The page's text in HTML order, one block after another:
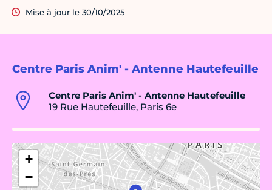
Centre Paris Anim' - Antenne Hautefeuille
Centre Paris Anim' - Antenne Hautefeuille
19 Rue Hautefeuille, Paris 6e
+
−
Mise à jour le 30/10/2025